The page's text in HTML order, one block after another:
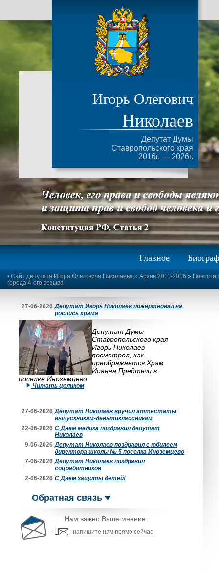
Игорь Олегович
Николаев
Депутат Думы
Ставропольского края
2016г. — 2026г.
Главное
• Сайт депутата Игоря Олеговича Николаева » Архив 2011-2016 » Новости
города 4-ого созыва
27-06-2026 Депутат Игорь Николаев пожертвовал на
роспись храма
Депутат Думы
Ставропольского края
Игорь Николаев
посмотрел, как
преображается Храм
Иоанна Предтечи в
поселке Иноземцево
Читать целиком
27-06-2026 Депутат Николаев вручил аттестаты
выпускникам-девятиклассникам
22-06-2026 С Днем медика поздравил депутат
Николаев
9-06-2026 Депутат Николаев поздравил с юбилеем
директора школы № 5 поселка Иноземцево
7-06-2026 Депутат Николаев поздравил
соцработников
2-06-2026 С Днем защиты детей!
Обратная связь
Нам важно Ваше мнение
напишите нам прямо сейчас